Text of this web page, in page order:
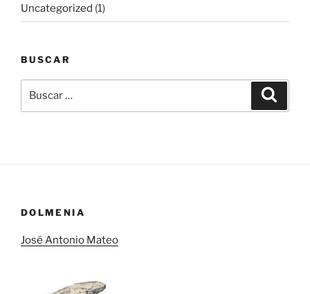
Uncategorized (1)
BUSCAR
por:
DOLMENIA
José Antonio Mateo